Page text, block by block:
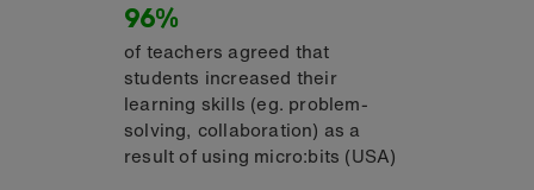
96%
of teachers agreed that
students increased their
learning skills (eg. problem-
solving, collaboration) as a
result of using micro:bits (USA)